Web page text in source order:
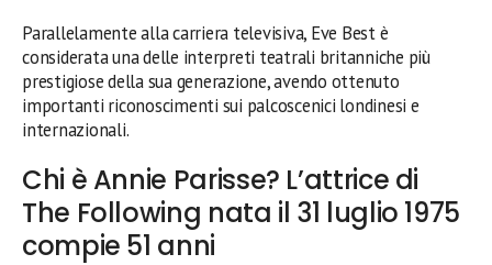
Parallelamente alla carriera televisiva, Eve Best è
considerata una delle interpreti teatrali britanniche più
prestigiose della sua generazione, avendo ottenuto
importanti riconoscimenti sui palcoscenici londinesi e
internazionali.
Chi è Annie Parisse? L’attrice di
The Following nata il 31 luglio 1975
compie 51 anni